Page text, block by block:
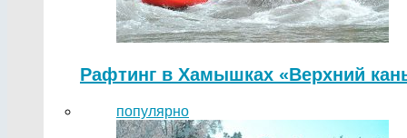
Рафтинг в Хамышках «Верхний
популярно